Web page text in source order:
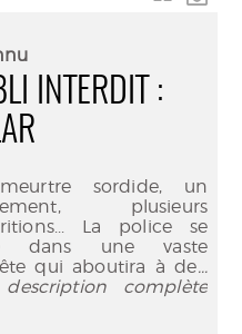
INTERDIT :
sordide, un
plusieurs
La police se
dans une vaste
qui aboutira à de...
complète